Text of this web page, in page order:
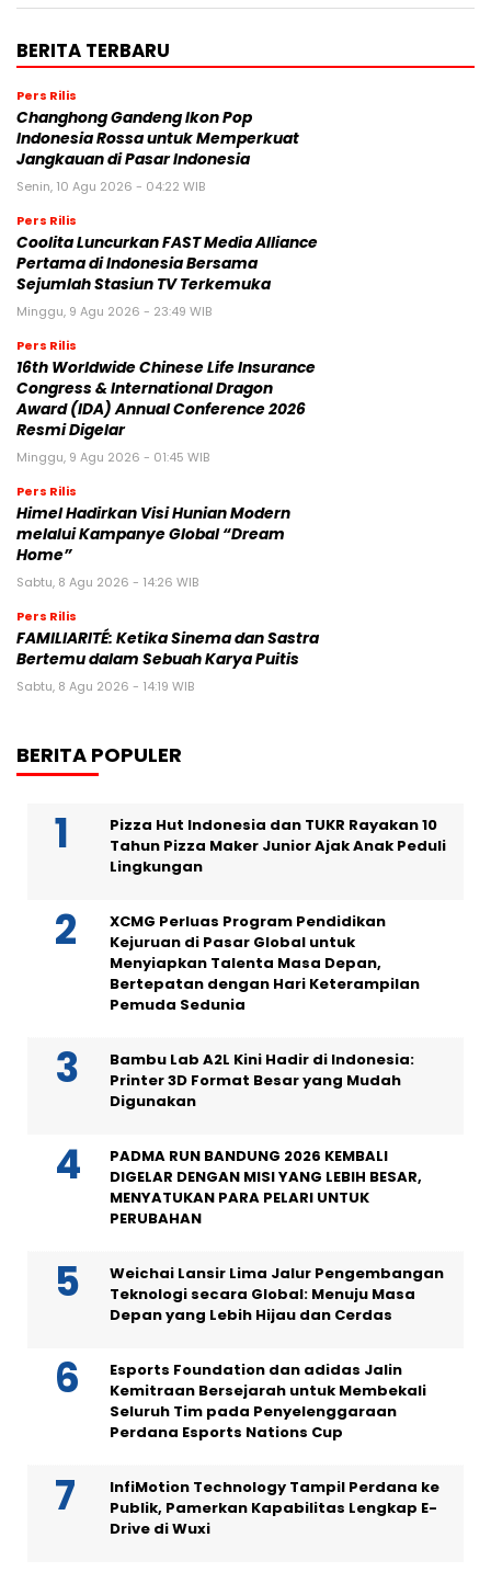
BERITA TERBARU
Pers Rilis
Changhong Gandeng Ikon Pop
Indonesia Rossa untuk Memperkuat
Jangkauan di Pasar Indonesia
Senin, 10 Agu 2026 - 04:22 WIB
Pers Rilis
Coolita Luncurkan FAST Media Alliance
Pertama di Indonesia Bersama
Sejumlah Stasiun TV Terkemuka
Minggu, 9 Agu 2026 - 23:49 WIB
Pers Rilis
16th Worldwide Chinese Life Insurance
Congress & International Dragon
Award (IDA) Annual Conference 2026
Resmi Digelar
Minggu, 9 Agu 2026 - 01:45 WIB
Pers Rilis
Himel Hadirkan Visi Hunian Modern
melalui Kampanye Global “Dream
Home”
Sabtu, 8 Agu 2026 - 14:26 WIB
Pers Rilis
FAMILIARITÉ: Ketika Sinema dan Sastra
Bertemu dalam Sebuah Karya Puitis
Sabtu, 8 Agu 2026 - 14:19 WIB
BERITA POPULER
Pizza Hut Indonesia dan TUKR Rayakan 10
Tahun Pizza Maker Junior Ajak Anak Peduli
Lingkungan
XCMG Perluas Program Pendidikan
Kejuruan di Pasar Global untuk
Menyiapkan Talenta Masa Depan,
Bertepatan dengan Hari Keterampilan
Pemuda Sedunia
Bambu Lab A2L Kini Hadir di Indonesia:
Printer 3D Format Besar yang Mudah
Digunakan
PADMA RUN BANDUNG 2026 KEMBALI
DIGELAR DENGAN MISI YANG LEBIH BESAR,
MENYATUKAN PARA PELARI UNTUK
PERUBAHAN
Weichai Lansir Lima Jalur Pengembangan
Teknologi secara Global: Menuju Masa
Depan yang Lebih Hijau dan Cerdas
Esports Foundation dan adidas Jalin
Kemitraan Bersejarah untuk Membekali
Seluruh Tim pada Penyelenggaraan
Perdana Esports Nations Cup
InfiMotion Technology Tampil Perdana ke
Publik, Pamerkan Kapabilitas Lengkap E-
Drive di Wuxi